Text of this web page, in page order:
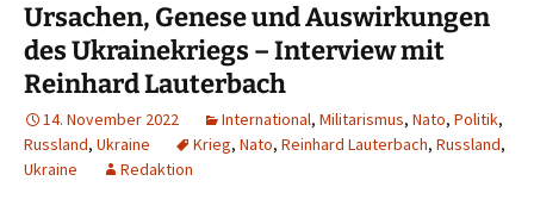
Ursachen, Genese und Auswirkungen
des Ukrainekriegs – Interview mit
Reinhard Lauterbach
14. November 2022 International, Militarismus, Nato, Politik,
Russland, Ukraine Krieg, Nato, Reinhard Lauterbach, Russland,
Ukraine
Redaktion